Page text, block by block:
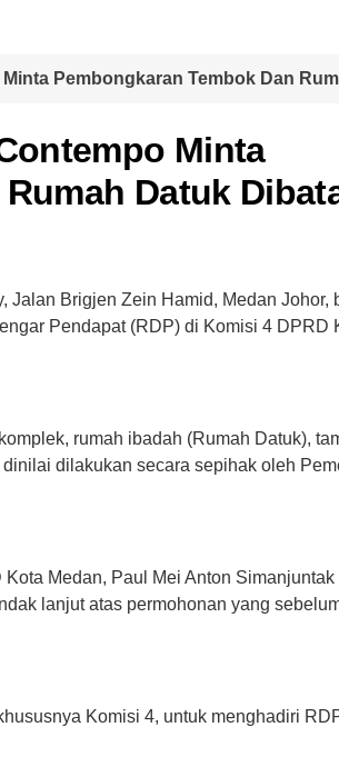
Pembongkaran Tembok Dan
Minta
Datuk
Jalan Brigjen Zein Hamid, Medan Johor,
Pendapat (RDP) di Komisi 4 DPRD
rumah ibadah (Rumah Datuk),
dilakukan secara sepihak oleh
Medan, Paul Mei Anton
lanjut atas permohonan yang
Komisi 4, untuk menghadiri